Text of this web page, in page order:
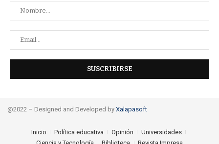
@2022 – Designed and Developed by Xalapasoft
Inicio Política educativa Opinión
Universidades